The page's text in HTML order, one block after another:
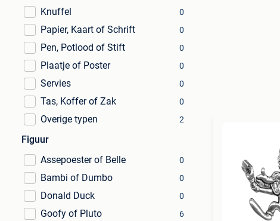
Knuffel 0
Papier, Kaart of Schrift 0
Pen, Potlood of Stift 0
Plaatje of Poster 0
Servies 0
Tas, Koffer of Zak 0
Overige typen 2
Figuur
Assepoester of Belle
0
Bambi of Dumbo 0
Donald Duck 0
Goofy of Pluto 6